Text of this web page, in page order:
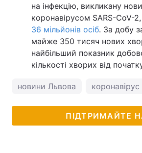
на інфекцію, викликану
коронавірусом SARS-CoV-2,
36 мільйонів осіб. За добу
майже 350 тисяч нових
найбільший показник
кількості хворих від
новини Львова коронавірус
ПІДТРИМАЙТЕ